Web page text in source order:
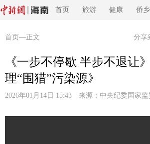
首页 旅游 健康 侨乡
首页 —正文 分享
《一步不停歇 半步不退让
理“围猎”污染源》
2026年01月14日 15:43 来源： 中央纪委国家